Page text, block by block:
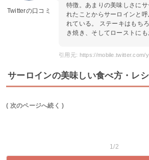
Twitterの口コミ
特徴。あまりの美味しさに
れたことからサーロインと
れている。 ステーキはもち
き焼き、そしてローストにも
サーロインの美味しい食べ方・レ
( 次のページへ続く )
1/2